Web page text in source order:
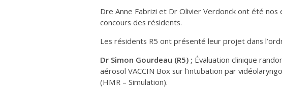
Dre Anne Fabrizi et Dr Olivier Verdonck ont été
concours des résidents.
Les résidents R5 ont présenté leur projet dans
Dr Simon Gourdeau (R5) ; Évaluation clinique
aérosol VACCIN Box sur l’intubation par
(HMR – Simulation).